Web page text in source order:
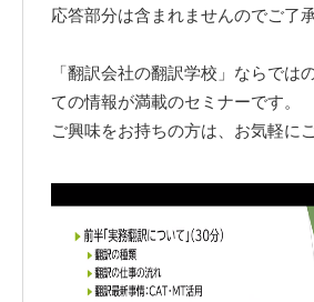
応答部分は含まれませんのでご了
「翻訳会社の翻訳学校」ならでは
ての情報が満載のセミナーです。
ご興味をお持ちの方は、お気軽に